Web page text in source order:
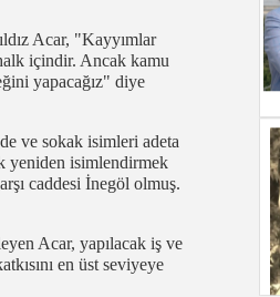
Acar, "Kayyımlar
içindir. Ancak kamu
yapacağız" diye
ve sokak isimleri adeta
yeniden isimlendirmek
caddesi İnegöl olmuş.
Acar, yapılacak iş ve
en üst seviyeye